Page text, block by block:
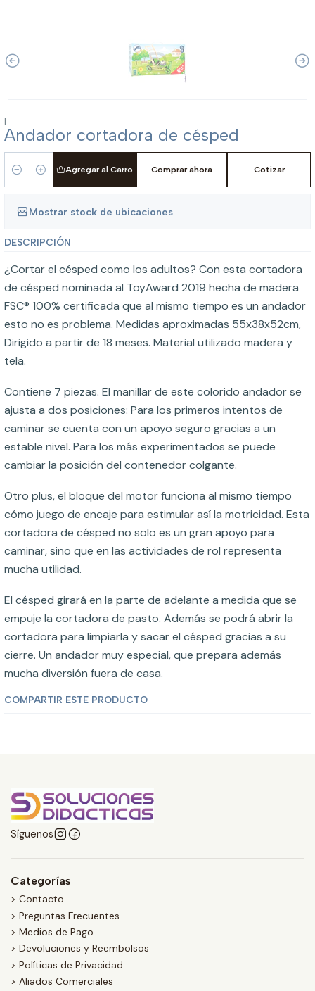
|
Andador cortadora de césped
Cantidad
Agregar al Carro Comprar ahora Cotizar
Mostrar stock de ubicaciones
DESCRIPCIÓN
¿Cortar el césped como los adultos? Con esta cortadora
de césped nominada al ToyAward 2019 hecha de madera
FSC® 100% certificada que al mismo tiempo es un andador
esto no es problema. Medidas aproximadas 55x38x52cm,
Dirigido a partir de 18 meses. Material utilizado madera y
tela.
Contiene 7 piezas. El manillar de este colorido andador se
ajusta a dos posiciones: Para los primeros intentos de
caminar se cuenta con un apoyo seguro gracias a un
estable nivel. Para los más experimentados se puede
cambiar la posición del contenedor colgante.
Otro plus, el bloque del motor funciona al mismo tiempo
cómo juego de encaje para estimular así la motricidad. Esta
cortadora de césped no solo es un gran apoyo para
caminar, sino que en las actividades de rol representa
mucha utilidad.
El césped girará en la parte de adelante a medida que se
empuje la cortadora de pasto. Además se podrá abrir la
cortadora para limpiarla y sacar el césped gracias a su
cierre. Un andador muy especial, que prepara además
mucha diversión fuera de casa.
COMPARTIR ESTE PRODUCTO
Síguenos
Categorías
> Contacto
> Preguntas Frecuentes
> Medios de Pago
> Devoluciones y Reembolsos
> Políticas de Privacidad
> Aliados Comerciales